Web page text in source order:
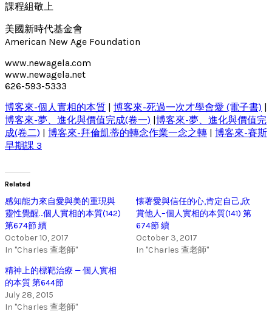
課程組敬上
美國新時代基金會
American New Age Foundation
www.newagela.com
www.newagela.net
626-593-5333
博客來-個人實相的本質
博客來-死過一次才學會愛 (電子書)
博客來-夢、進化與價值完成(卷一) 博客來-夢、進化與價值完
成(卷二)
博客來-拜倫凱蒂的轉念作業一念之轉
博客來-賽斯
早期課 3
Related
感知能力來自愛與美的重現與
靈性覺醒…個人實相的本質(142)
第674節 續
October 10, 2017
In "Charles 查老師"
懐著愛與信任的心,肯定自己,欣
賞他人–個人實相的本質(141) 第
674節 續
October 3, 2017
In "Charles 查老師"
精神上的標靶治療 — 個人實相
的本質 第644節
July 28, 2015
In "Charles 查老師"